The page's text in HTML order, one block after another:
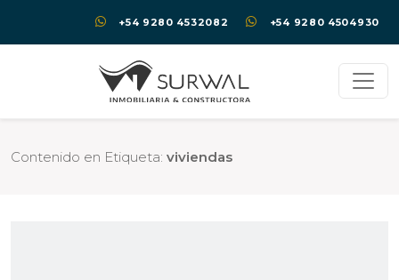
+54 9280 4532082 +54 9280 4504930
Contenido en Etiqueta: viviendas